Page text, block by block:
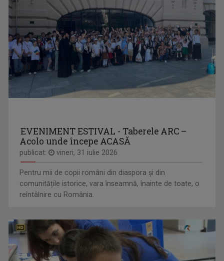
EVENIMENT ESTIVAL - Taberele ARC –
Acolo unde începe ACASĂ
publicat: vineri, 31 iulie 2026
Pentru mii de copii români din diaspora și din
comunitățile istorice, vara înseamnă, înainte de toate, o
reîntâlnire cu România.